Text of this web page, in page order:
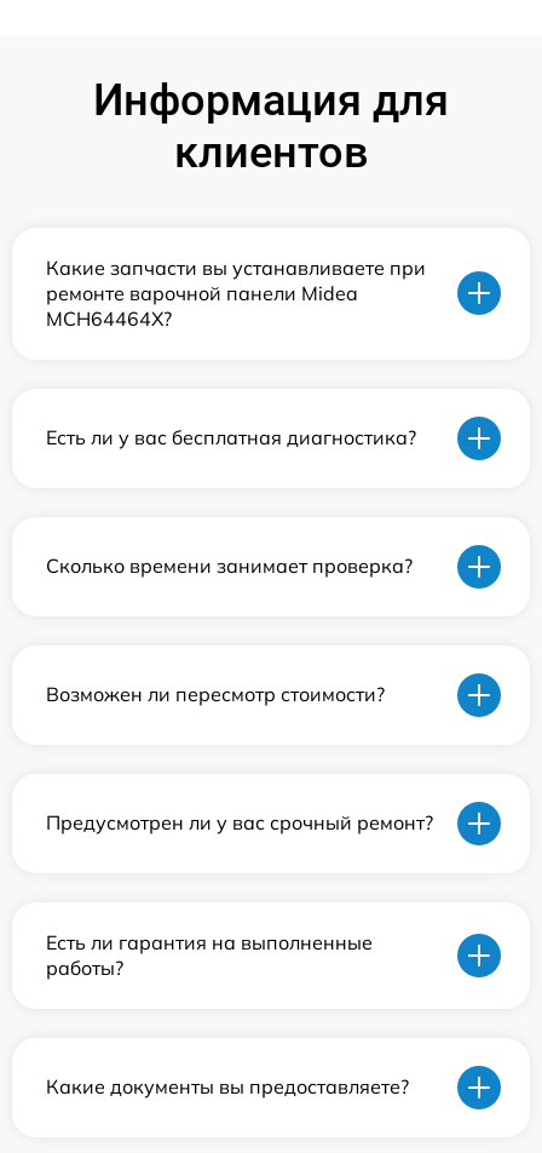
Информация для
клиентов
Какие запчасти вы устанавливаете при
ремонте варочной панели Midea
MCH64464X?
Есть ли у вас бесплатная диагностика?
Сколько времени занимает проверка?
Возможен ли пересмотр стоимости?
Предусмотрен ли у вас срочный ремонт?
Есть ли гарантия на выполненные
работы?
Какие документы вы предоставляете?